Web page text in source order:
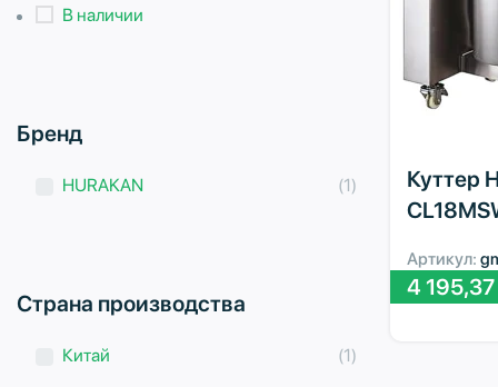
В наличии
Бренд
HURAKAN (1)
Страна производства
Китай (1)
Куттер
Артикул:
4 195,37